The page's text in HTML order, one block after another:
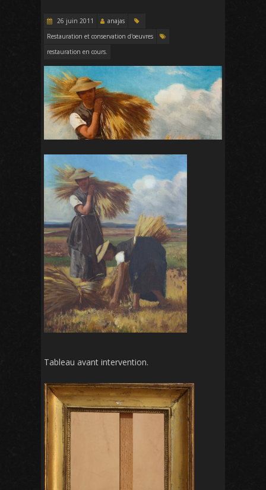
26 juin 2011
anajas
Restauration et conservation d'oeuvres
restauration en cours.
Tableau avant intervention.